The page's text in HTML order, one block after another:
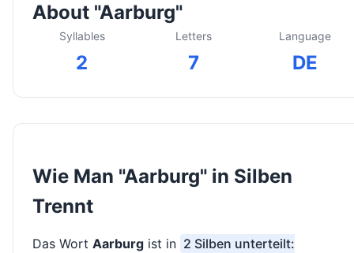
About "Aarburg"
Syllables
2
Letters
7
Language
DE
Wie Man "Aarburg" in Silben
Trennt
Das Wort Aarburg ist in 2 Silben unterteilt: